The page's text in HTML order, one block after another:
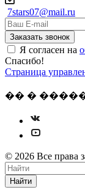
7stars07@mail.ru
Я согласен на
Спасибо!
Страница
�� �
© 2026 Все права
Найти